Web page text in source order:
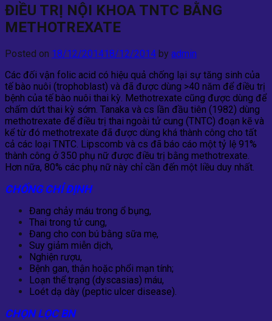
ĐIỀU TRỊ NỘI KHOA TNTC BẰNG
METHOTREXATE
Posted on 18/12/201418/12/2014 by admin
Các đối vận folic acid có hiệu quả chống lại sự tăng sinh của
tế bào nuôi (trophoblast) và đã được dùng >40 năm để điều trị
bệnh của tế bào nuôi thai kỳ. Methotrexate cũng được dùng để
chấm dứt thai kỳ sớm. Tanaka và cs lần đầu tiên (1982) dùng
methotrexate để điều trị thai ngoài tử cung (TNTC) đoạn kẽ và
kể từ đó methotrexate đã được dùng khá thành công cho tất
cả các loại TNTC. Lipscomb và cs đã báo cáo một tỷ lệ 91%
thành công ở 350 phụ nữ được điều trị bằng methotrexate.
Hơn nữa, 80% các phụ nữ này chỉ cần đến một liều duy nhất.
CHỐNG CHỈ ĐỊNH
Đang chảy máu trong ổ bụng,
Thai trong tử cung,
Đang cho con bú bằng sữa mẹ,
Suy giảm miễn dịch,
Nghiện rượu,
Bệnh gan, thận hoặc phổi mạn tính;
Loạn thể trạng (dyscasias) máu,
Loét dạ dày (peptic ulcer disease).
CHỌN LỌC BN